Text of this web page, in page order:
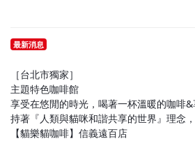
最新消息
［台北市獨家］
主題特色咖啡館
享受在悠閒的時光，喝著一杯溫暖的咖啡
持著『人類與貓咪和諧共享的世界』理念
【貓樂貓咖啡】信義遠百店